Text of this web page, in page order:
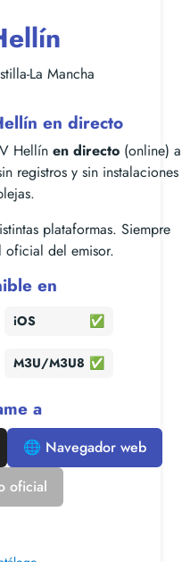
La Mancha
en directo
Hellín en directo(online) a
registros y sin instalaciones
plataformas. Siempre
oficial del emisor.
en
iOS ✅
M3U/M3U8 ✅
a
🌐 Navegador web
oficial